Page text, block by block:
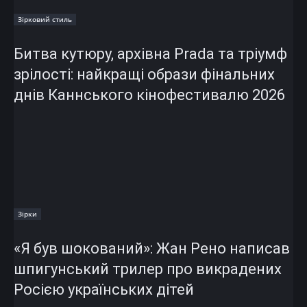
Зірковий стиль
Битва кутюру, архівна Prada та тріумф
зрілості: найкращі образи фінальних
днів Каннського кінофестивалю 2026
Зірки
«Я був шокований»: Жан Рено написав
шпигунський трилер про викрадених
Росією українських дітей